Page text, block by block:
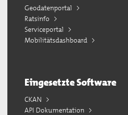
Geodatenportal
Ratsinfo
Serviceportal
Mobilitätsdashboard
Eingesetzte Software
CKAN
API Dokumentation